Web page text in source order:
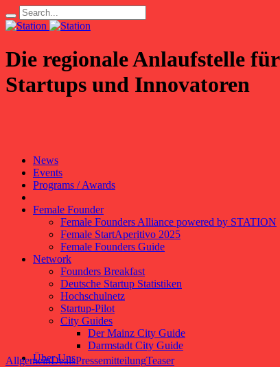
Die regionale Anlaufstelle für
Startups und Innovatoren
News
Events
Programs / Awards
Female Founder
Female Founders Alliance powered by STATION
Female StartAperitivo 2025
Female Founders Guide
Network
Founders Breakfast
Deutsche Startup Statistiken
Hochschulnetz
Startup-Pilot
City Guides
Der Mainz City Guide
Darmstadt City Guide
Über Uns
AllgemeinDealsPressemitteilungTeaser